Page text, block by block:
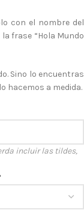
con el nombre del
frase “Hola Mundo
Sino lo encuentras
hacemos a medida.
incluir las tildes,